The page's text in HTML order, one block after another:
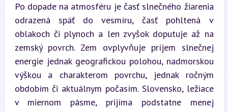
Po dopade na atmosféru je časť slnečného žiarenia
odrazená späť do vesmíru, časť pohltená v
oblakoch či plynoch a len zvyšok doputuje až na
zemský povrch. Zem ovplyvňuje príjem slnečnej
energie jednak geografickou polohou, nadmorskou
výškou a charakterom povrchu, jednak ročným
obdobím či aktuálnym počasím. Slovensko, ležiace
v miernom pásme, prijíma podstatne menej